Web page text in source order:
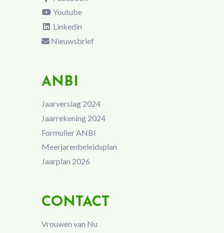
Youtube
Linkedin
Nieuwsbrief
ANBI
Jaarverslag 2024
Jaarrekening 2024
Formulier ANBI
Meerjarenbeleidsplan
Jaarplan 2026
CONTACT
Vrouwen van Nu